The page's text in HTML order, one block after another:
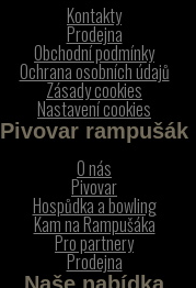
Kontakty
Prodejna
Obchodní podmínky
Ochrana osobních údajů
Zásady cookies
Nastavení cookies
Pivovar rampušák
O nás
Pivovar
Hospůdka a bowling
Kam na Rampušáka
Pro partnery
Prodejna